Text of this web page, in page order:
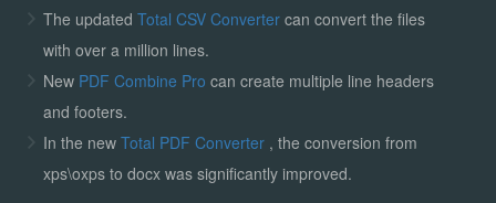
The updated Total CSV Convertercan convert the files
with over a million lines.
New PDF Combine Pro can create multiple line headers
and footers.
In the new Total PDF Converter , the conversion from
xps\oxps to docx was significantly improved.